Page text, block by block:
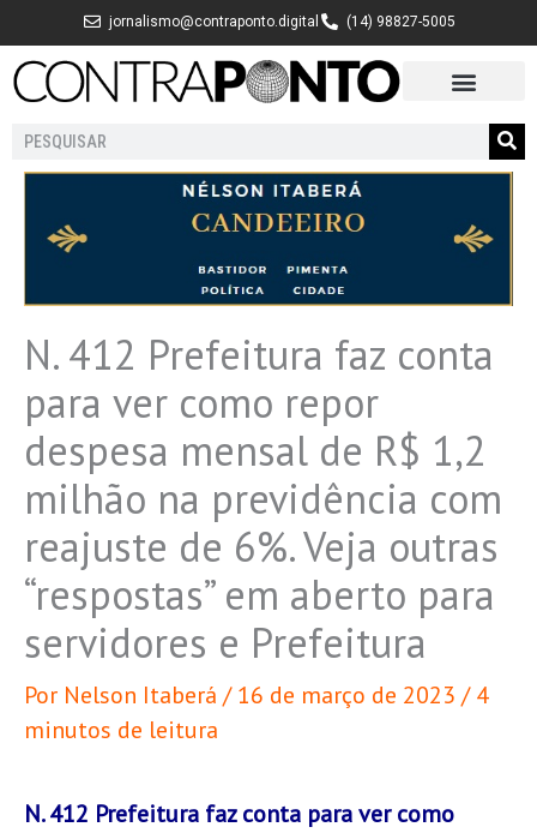
para
jornalismo@contraponto.digital (14) 98827-5005
Pesquisar
N. 412 Prefeitura faz conta
para ver como repor
despesa mensal de R$ 1,2
milhão na previdência com
reajuste de 6%. Veja outras
“respostas” em aberto para
servidores e Prefeitura
Por Nelson Itaberá /16 de março de 2023 /4
minutos de leitura
N. 412 Prefeitura faz conta para ver como